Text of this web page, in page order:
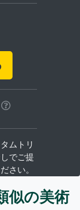
ムトリ
でご提
さい。
似の美術